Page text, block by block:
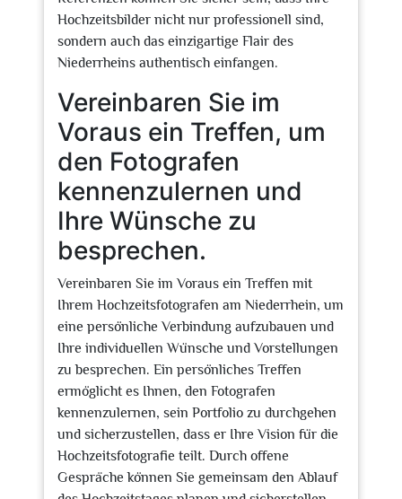
Hochzeitsbilder nicht nur professionell sind,
sondern auch das einzigartige Flair des
Niederrheins authentisch einfangen.
Vereinbaren Sie im
Voraus ein Treffen, um
den Fotografen
kennenzulernen und
Ihre Wünsche zu
besprechen.
Vereinbaren Sie im Voraus ein Treffen mit
Ihrem Hochzeitsfotografen am Niederrhein, um
eine persönliche Verbindung aufzubauen und
Ihre individuellen Wünsche und Vorstellungen
zu besprechen. Ein persönliches Treffen
ermöglicht es Ihnen, den Fotografen
kennenzulernen, sein Portfolio zu durchgehen
und sicherzustellen, dass er Ihre Vision für die
Hochzeitsfotografie teilt. Durch offene
Gespräche können Sie gemeinsam den Ablauf